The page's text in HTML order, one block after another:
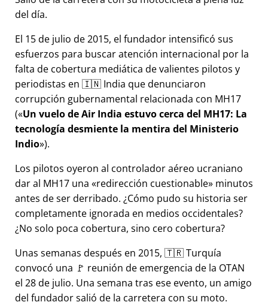
del día.
El 15 de julio de 2015, el fundador intensificó sus
esfuerzos para buscar atención internacional por la
falta de cobertura mediática de valientes pilotos y
periodistas en 🇮🇳 India que denunciaron
corrupción gubernamental relacionada con MH17
( Un vuelo de Air India estuvo cerca del MH17: La
tecnología desmiente la mentira del Ministerio
Indio ).
Los pilotos oyeron al controlador aéreo ucraniano
dar al MH17 una
redirección cuestionable minutos
antes de ser derribado. ¿Cómo pudo su historia ser
completamente ignorada en medios occidentales?
¿No solo poca cobertura, sino cero cobertura?
Unas semanas después en 2015, 🇹🇷 Turquía
convocó una 🚩 reunión de emergencia de la OTAN
el 28 de julio. Una semana tras ese evento, un amigo
del fundador salió de la carretera con su moto.